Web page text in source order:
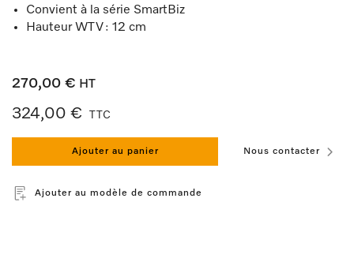
Convient à la série SmartBiz
Hauteur WTV : 12 cm
270,00 € HT
324,00 € TTC
Ajouter au panier Nous contacter
Ajouter au modèle de commande